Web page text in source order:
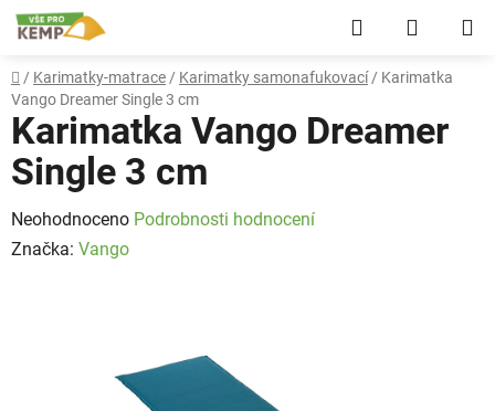
Přejít
na
Hledat
Domů
/ Karimatky-matrace / Karimatky samonafukovací / Karimatka
Vango Dreamer Single 3 cm
Karimatka Vango Dreamer
Single 3 cm
Průměrné
hodnocení
Neohodnoceno Podrobnosti hodnocení
Značka: Vango